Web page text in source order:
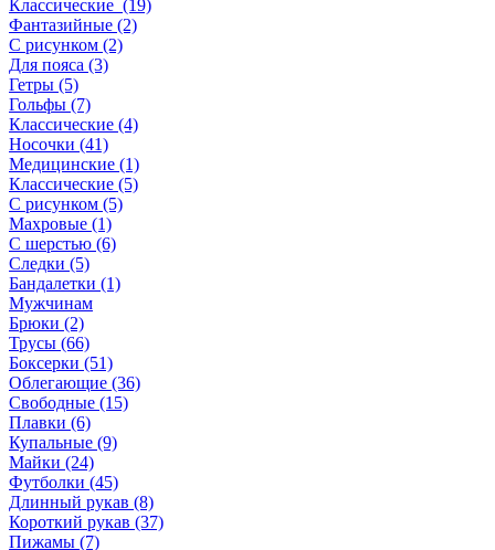
Классические (19)
Фантазийные (2)
С рисунком (2)
Для пояса (3)
Гетры (5)
Гольфы (7)
Классические (4)
Носочки (41)
Медицинские (1)
Классические (5)
С рисунком (5)
Махровые (1)
С шерстью (6)
Следки (5)
Бандалетки (1)
Мужчинам
Брюки (2)
Трусы (66)
Боксерки (51)
Облегающие (36)
Свободные (15)
Плавки (6)
Купальные (9)
Майки (24)
Футболки (45)
Длинный рукав (8)
Короткий рукав (37)
Пижамы (7)